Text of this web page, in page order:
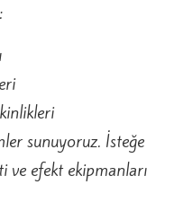
sunuyoruz. İsteğe
ve efekt ekipmanları